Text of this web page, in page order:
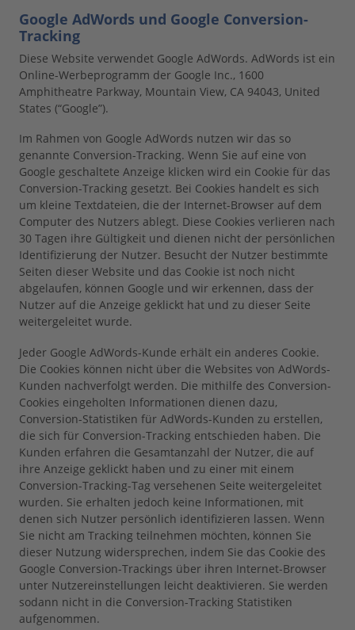
Google AdWords und Google Conversion-
Tracking
Diese Website verwendet Google AdWords. AdWords ist ein
Online-Werbeprogramm der Google Inc., 1600
Amphitheatre Parkway, Mountain View, CA 94043, United
States (“Google”).
Im Rahmen von Google AdWords nutzen wir das so
genannte Conversion-Tracking. Wenn Sie auf eine von
Google geschaltete Anzeige klicken wird ein Cookie für das
Conversion-Tracking gesetzt. Bei Cookies handelt es sich
um kleine Textdateien, die der Internet-Browser auf dem
Computer des Nutzers ablegt. Diese Cookies verlieren nach
30 Tagen ihre Gültigkeit und dienen nicht der persönlichen
Identifizierung der Nutzer. Besucht der Nutzer bestimmte
Seiten dieser Website und das Cookie ist noch nicht
abgelaufen, können Google und wir erkennen, dass der
Nutzer auf die Anzeige geklickt hat und zu dieser Seite
weitergeleitet wurde.
Jeder Google AdWords-Kunde erhält ein anderes Cookie.
Die Cookies können nicht über die Websites von AdWords-
Kunden nachverfolgt werden. Die mithilfe des Conversion-
Cookies eingeholten Informationen dienen dazu,
Conversion-Statistiken für AdWords-Kunden zu erstellen,
die sich für Conversion-Tracking entschieden haben. Die
Kunden erfahren die Gesamtanzahl der Nutzer, die auf
ihre Anzeige geklickt haben und zu einer mit einem
Conversion-Tracking-Tag versehenen Seite weitergeleitet
wurden. Sie erhalten jedoch keine Informationen, mit
denen sich Nutzer persönlich identifizieren lassen. Wenn
Sie nicht am Tracking teilnehmen möchten, können Sie
dieser Nutzung widersprechen, indem Sie das Cookie des
Google Conversion-Trackings über ihren Internet-Browser
unter Nutzereinstellungen leicht deaktivieren. Sie werden
sodann nicht in die Conversion-Tracking Statistiken
aufgenommen.